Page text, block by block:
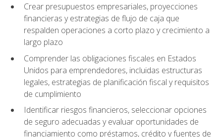
Crear presupuestos empresariales, proyecciones
financieras y estrategias de flujo de caja que
respalden operaciones a corto plazo y crecimiento a
largo plazo
Comprender las obligaciones fiscales en Estados
Unidos para emprendedores, incluidas estructuras
legales, estrategias de planificación fiscal y requisitos
de cumplimiento
Identificar riesgos financieros, seleccionar opciones
de seguro adecuadas y evaluar oportunidades de
financiamiento como préstamos, crédito y fuentes de